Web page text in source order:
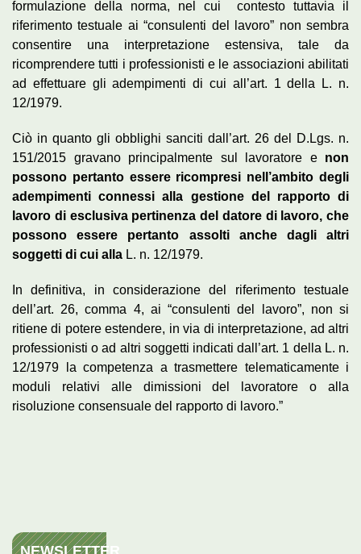
formulazione della norma, nel cui contesto tuttavia il
riferimento testuale ai “consulenti del lavoro” non sembra
consentire una interpretazione estensiva, tale da
ricomprendere tutti i professionisti e le associazioni abilitati
ad effettuare gli adempimenti di cui all’art. 1 della L. n.
12/1979.
Ciò in quanto gli obblighi sanciti dall’art. 26 del D.Lgs. n.
151/2015 gravano principalmente sul lavoratore e non
possono pertanto essere ricompresi nell’ambito degli
adempimenti connessi alla gestione del rapporto di
lavoro di esclusiva pertinenza del datore di lavoro, che
possono essere pertanto assolti anche dagli altri
soggetti di cui alla L. n. 12/1979.
In definitiva, in considerazione del riferimento testuale
dell’art. 26, comma 4, ai “consulenti del lavoro”, non si
ritiene di potere estendere, in via di interpretazione, ad altri
professionisti o ad altri soggetti indicati dall’art. 1 della L. n.
12/1979 la competenza a trasmettere telematicamente i
moduli relativi alle dimissioni del lavoratore o alla
risoluzione consensuale del rapporto di lavoro.”
NEWSLETTER